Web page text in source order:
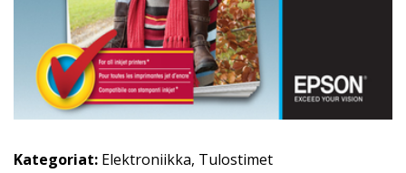
Kategoriat: Elektroniikka, Tulostimet